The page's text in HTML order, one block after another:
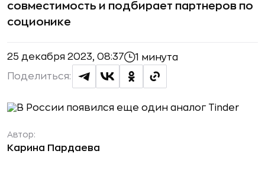
совместимость и подбирает партнеров по
соционике
25 декабря 2023, 08:37 1 минута
Поделиться:
Автор:
Карина Пардаева